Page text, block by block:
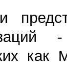
-
как